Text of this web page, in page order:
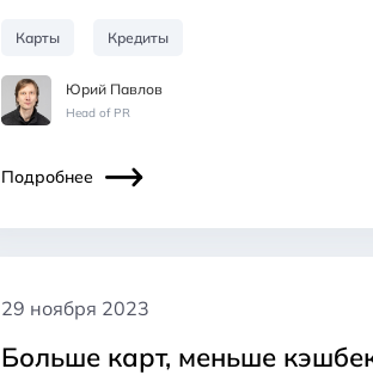
Карты Кредиты
Юрий Павлов
Head of PR
Подробнее
29 ноября 2023
Больше карт, меньше